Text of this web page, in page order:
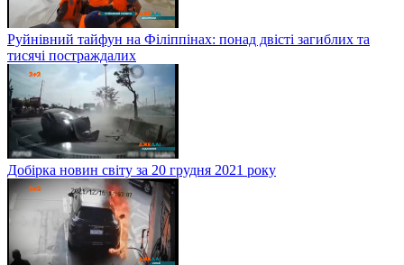
Руйнівний тайфун на Філіппінах: понад двісті загиблих та
тисячі постраждалих
Добірка новин світу за 20 грудня 2021 року